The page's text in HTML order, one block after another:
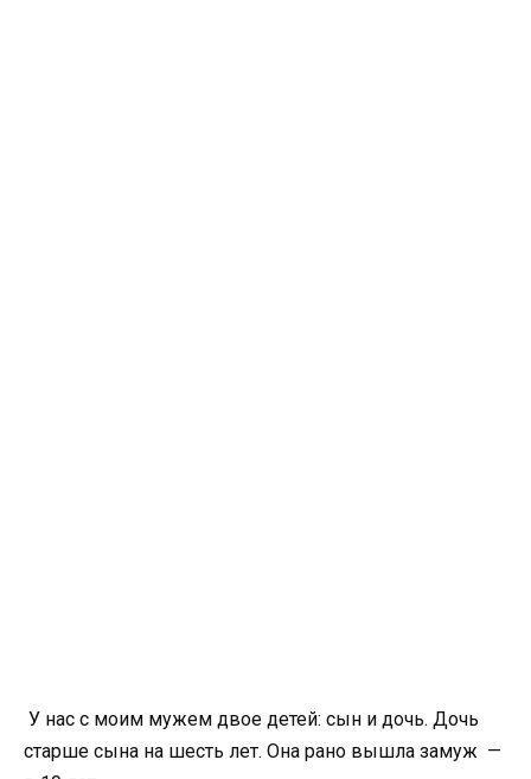
У нас с моим мужем двое детей: сын и дочь. Дочь
старше сына на шесть лет. Она рано вышла замуж —